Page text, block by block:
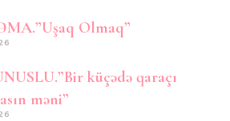
Olmaq”
küçədə qaraçı
məni”